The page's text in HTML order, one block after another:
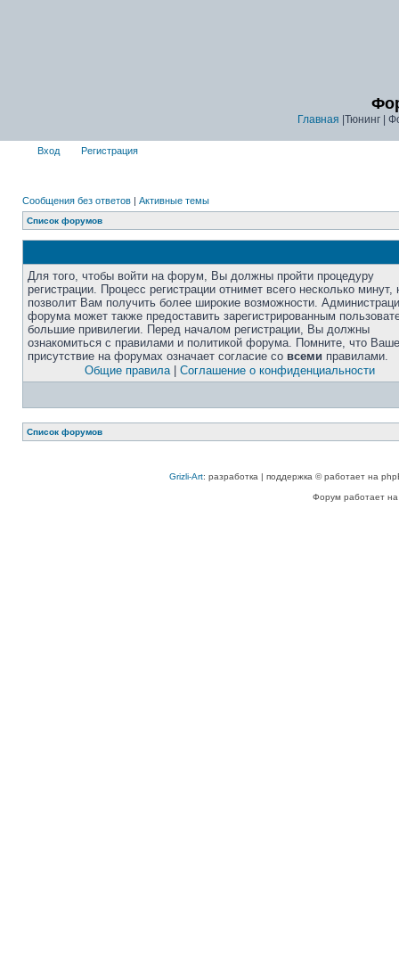
Главная |Тюнинг |
Вход Регистрация
Сообщения без ответов | Активные темы
Список форумов
Для того, чтобы войти на форум, Вы должны пройти процедуру
регистрации. Процесс регистрации отнимет всего несколько минут,
позволит Вам получить более широкие возможности.
форума может также предоставить зарегистрированным
большие привилегии. Перед началом регистрации, Вы должны
ознакомиться с правилами и политикой форума. Помните, что Ваше
присутствие на форумах означает согласие со всеми правилами.
Общие правила| Соглашение о конфиденциальности
Список форумов
Grizli-Art: разработка | поддержка © работает на
Форум работает